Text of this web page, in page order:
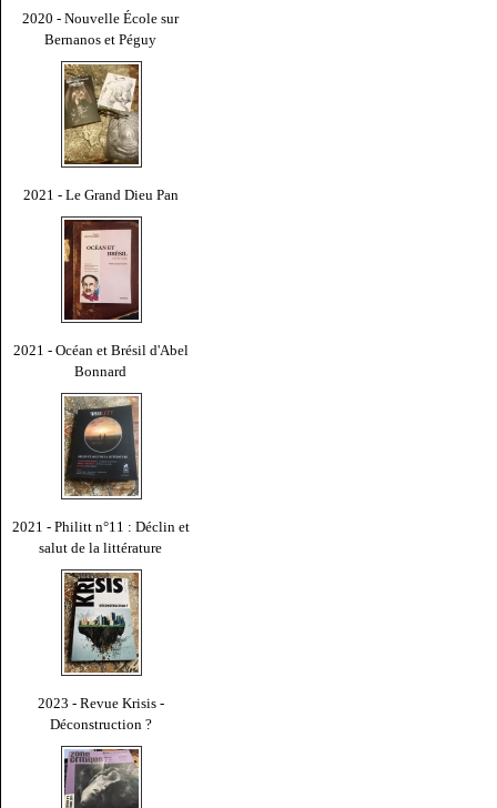
2020 - Nouvelle École sur
Bernanos et Péguy
2021 - Le Grand Dieu Pan
2021 - Océan et Brésil d'Abel
Bonnard
2021 - Philitt n°11 : Déclin et
salut de la littérature
2023 - Revue Krisis -
Déconstruction ?